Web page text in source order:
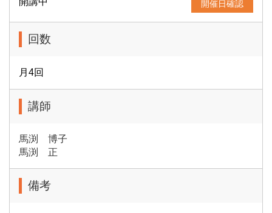
開催日確認
回数
月4回
講師
馬渕 博子
馬渕 正
備考